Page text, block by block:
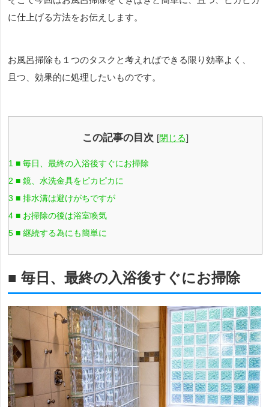
に仕上げる方法をお伝えします。
お風呂掃除も１つのタスクと考えればできる限り効率よく、
且つ、効果的に処理したいものです。
この記事の目次 [閉じる]
1 ■ 毎日、最終の入浴後すぐにお掃除
2 ■ 鏡、水洗金具をピカピカに
3 ■ 排水溝は避けがちですが
4 ■ お掃除の後は浴室喚気
5 ■ 継続する為にも簡単に
■ 毎日、最終の入浴後すぐにお掃除